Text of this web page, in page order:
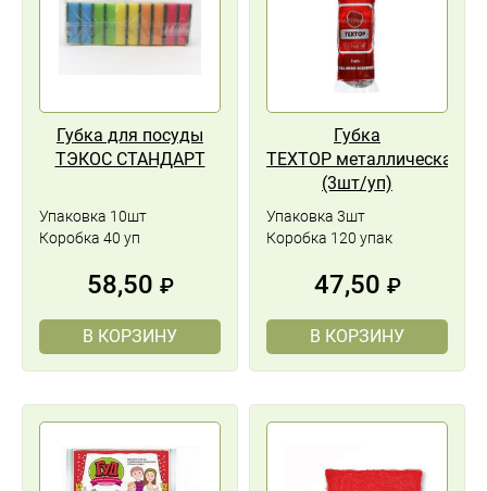
Губка для посуды
ТЭКОС СТАНДАРТ
Упаковка 10шт
Коробка 40 уп
58,50 ₽
В КОРЗИНУ
Губка
ТЕХТОР металлическая
(3шт/уп)
Упаковка 3шт
Коробка 120 упак
47,50 ₽
В КОРЗИНУ